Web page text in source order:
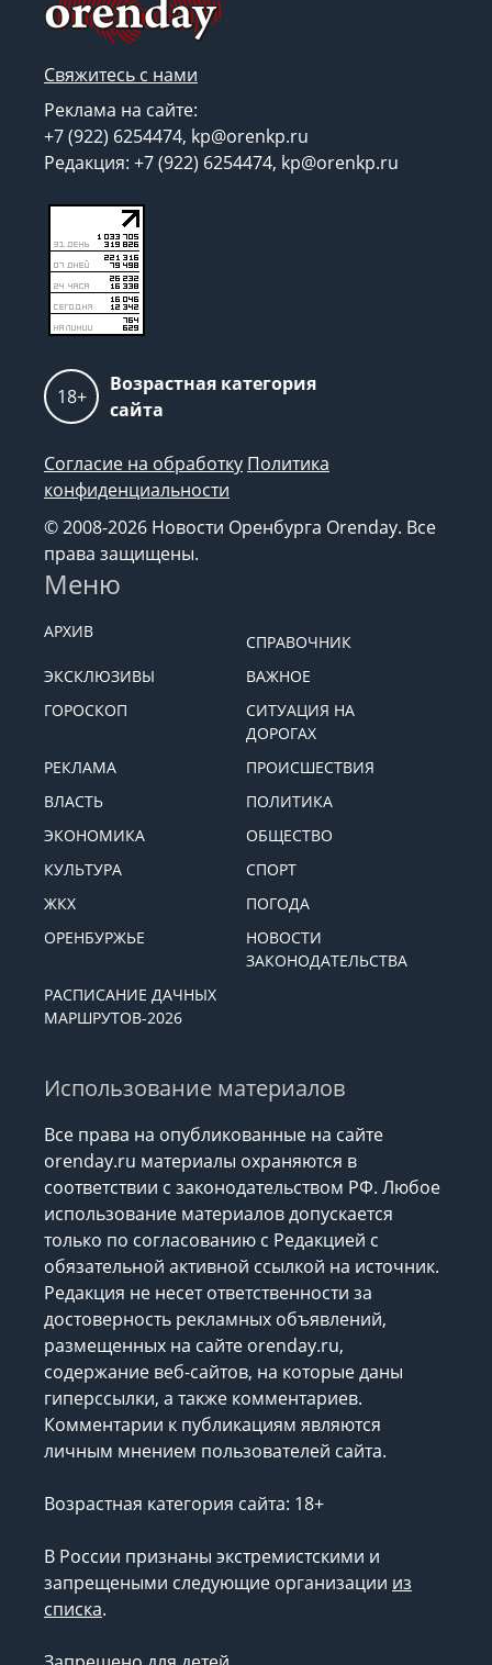
Свяжитесь с нами
Реклама на сайте:
+7 (922) 6254474, kp@orenkp.ru
Редакция: +7 (922) 6254474, kp@orenkp.ru
18+
Возрастная категория
сайта
Согласие на обработку Политика
конфиденциальности
© 2008-2026 Новости Оренбурга Orenday. Все
права защищены.
Меню
АРХИВ
СПРАВОЧНИК
ЭКСКЛЮЗИВЫ
ВАЖНОЕ
ГОРОСКОП
СИТУАЦИЯ НА
ДОРОГАХ
РЕКЛАМА
ПРОИСШЕСТВИЯ
ВЛАСТЬ
ПОЛИТИКА
ЭКОНОМИКА
ОБЩЕСТВО
КУЛЬТУРА
СПОРТ
ЖКХ
ПОГОДА
ОРЕНБУРЖЬЕ
НОВОСТИ
ЗАКОНОДАТЕЛЬСТВА
РАСПИСАНИЕ ДАЧНЫХ
МАРШРУТОВ-2026
Использование материалов
Все права на опубликованные на сайте
orenday.ru материалы охраняются в
соответствии с законодательством РФ. Любое
использование материалов допускается
только по согласованию с Редакцией с
обязательной активной ссылкой на источник.
Редакция не несет ответственности за
достоверность рекламных объявлений,
размещенных на сайте orenday.ru,
содержание веб-сайтов, на которые даны
гиперссылки, а также комментариев.
Комментарии к публикациям являются
личным мнением пользователей сайта.
Возрастная категория сайта: 18+
В России признаны экстремистскими и
запрещеными следующие организации из
списка.